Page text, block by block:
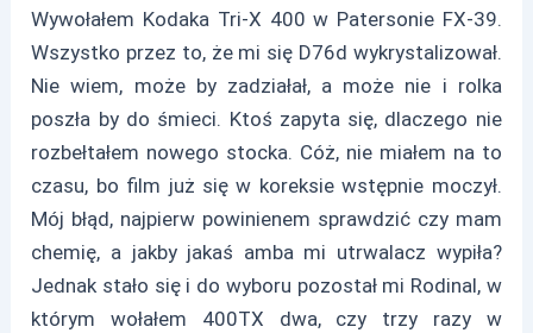
Wywołałem Kodaka Tri-X 400 w Patersonie FX-39.
Wszystko przez to, że mi się D76d wykrystalizował.
Nie wiem, może by zadziałał, a może nie i rolka
poszła by do śmieci. Ktoś zapyta się, dlaczego nie
rozbełtałem nowego stocka. Cóż, nie miałem na to
czasu, bo film już się w koreksie wstępnie moczył.
Mój błąd, najpierw powinienem sprawdzić czy mam
chemię, a jakby jakaś amba mi utrwalacz wypiła?
Jednak stało się i do wyboru pozostał mi Rodinal, w
którym wołałem 400TX dwa, czy trzy razy w